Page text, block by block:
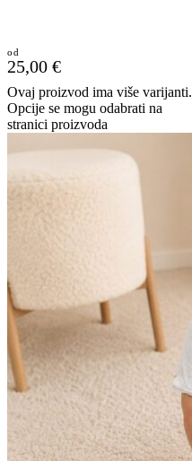
25,00 €
Ovaj proizvod ima više varijanti.
Opcije se mogu odabrati na
stranici proizvoda